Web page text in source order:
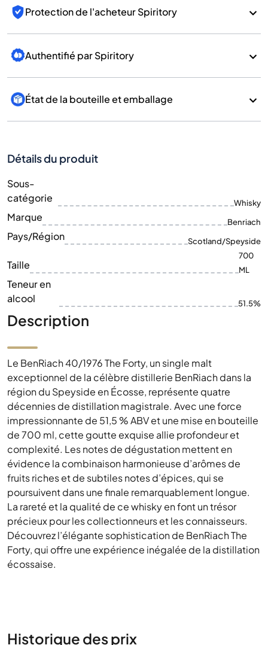
Protection de l'acheteur Spiritory
Authentifié par Spiritory
État de la bouteille et emballage
Détails du produit
Sous-
catégorie
Whisky
Marque Benriach
Pays/Région Scotland/Speyside
Taille
700
ML
Teneur en
alcool
51.5%
Description
Le BenRiach 40/1976 The Forty, un single malt
exceptionnel de la célèbre distillerie BenRiach dans la
région du Speyside en Écosse, représente quatre
décennies de distillation magistrale. Avec une force
impressionnante de 51,5 % ABV et une mise en bouteille
de 700 ml, cette goutte exquise allie profondeur et
complexité. Les notes de dégustation mettent en
évidence la combinaison harmonieuse d’arômes de
fruits riches et de subtiles notes d’épices, qui se
poursuivent dans une finale remarquablement longue.
La rareté et la qualité de ce whisky en font un trésor
précieux pour les collectionneurs et les connaisseurs.
Découvrez l’élégante sophistication de BenRiach The
Forty, qui offre une expérience inégalée de la distillation
écossaise.
Historique des prix